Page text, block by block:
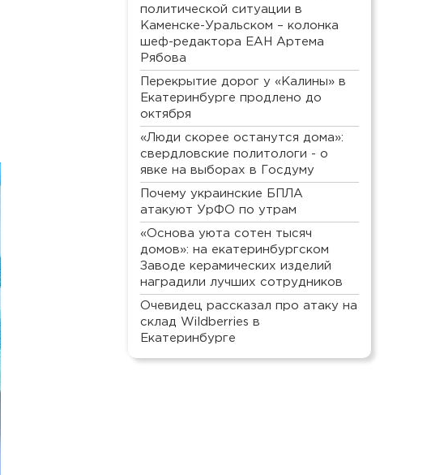
политической ситуации в
Каменске-Уральском – колонка
шеф-редактора ЕАН Артема
Рябова
Перекрытие дорог у «Калины» в
Екатеринбурге продлено до
октября
«Люди скорее останутся дома»:
свердловские политологи - о
явке на выборах в Госдуму
Почему украинские БПЛА
атакуют УрФО по утрам
«Основа уюта сотен тысяч
домов»: на екатеринбургском
Заводе керамических изделий
наградили лучших сотрудников
Очевидец рассказал про атаку на
склад Wildberries в
Екатеринбурге